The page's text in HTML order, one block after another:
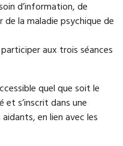
d’information, de
de la maladie psychique de
aux trois séances
quel que soit le
s’inscrit dans une
en lien avec les